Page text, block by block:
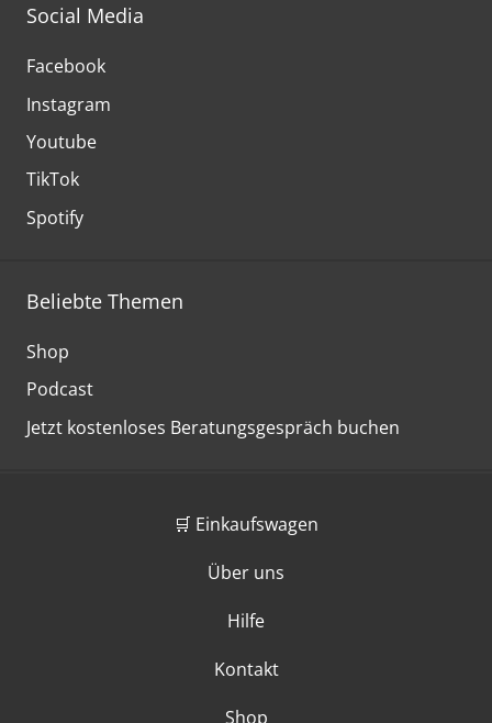
Social Media
Facebook
Instagram
Youtube
TikTok
Spotify
Beliebte Themen
Shop
Podcast
Jetzt kostenloses Beratungsgespräch buchen
🛒 Einkaufswagen
Über uns
Hilfe
Kontakt
Shop